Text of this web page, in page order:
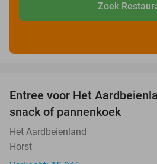
Zoek
Entree voor Het
snack of pannenkoek
Het Aardbeienland
Horst